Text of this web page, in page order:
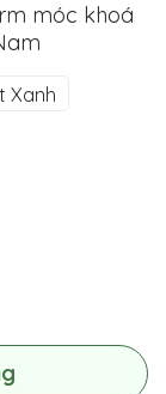
móc khoá
Xanh